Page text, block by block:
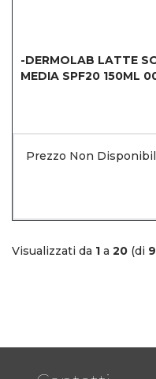
-DERMOLAB LATTE
MEDIA SPF20 150ML
Prezzo Non
Visualizzati da 1 a 20 (di